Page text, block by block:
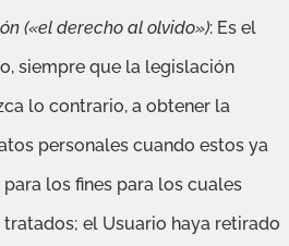
(«el derecho al olvido»): Es el
siempre que la legislación
lo contrario, a obtener la
personales cuando estos ya
para los fines para los cuales
el Usuario haya retirado